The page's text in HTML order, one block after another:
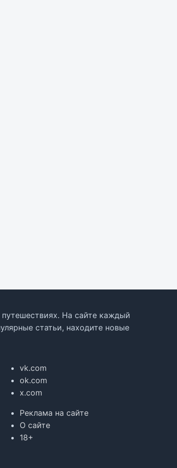
На сайте каждый
статьи, находите новые
vk.com
ok.com
x.com
Реклама на сайте
О сайте
18+